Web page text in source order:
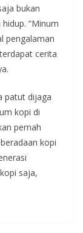
bukan
“Minum
pengalaman
cerita
patut dijaga
kopi di
pernah
kopi
saja,